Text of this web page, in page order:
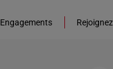
Engagements